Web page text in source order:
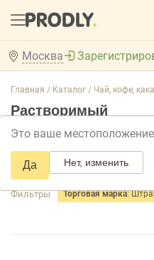
Москва
Это ваше
Да Нет, изменить
Главная / Каталог / Чай, кофе,
Растворимый
Добавить фильтр товаров
по популярности по
Фильтры Торговая марка: